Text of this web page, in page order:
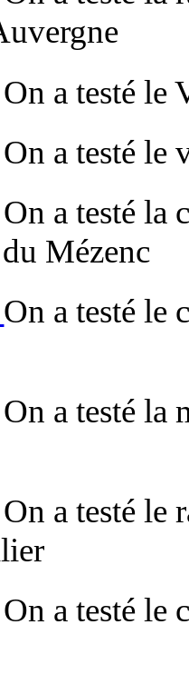
On a testé le
On a testé le
On a testé la
Mézenc
On a testé le
On a testé la
On a testé le
On a testé le